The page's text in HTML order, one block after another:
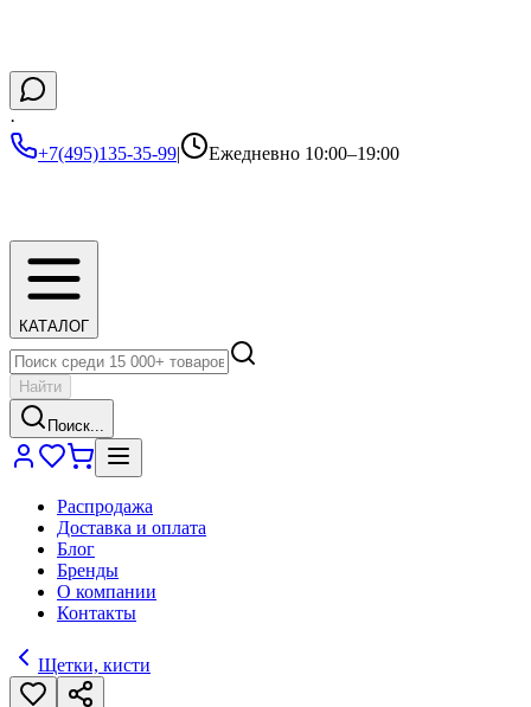
·
+7(495)135-35-99| Ежедневно 10:00–19:00
КАТАЛОГ
Найти
Поиск...
Распродажа
Доставка и оплата
Блог
Бренды
О компании
Контакты
Щетки, кисти